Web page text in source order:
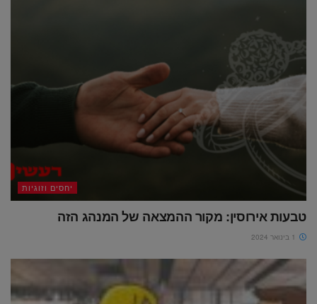
יחסים וזוגיות
טבעות אירוסין: מקור ההמצאה של המנהג הזה